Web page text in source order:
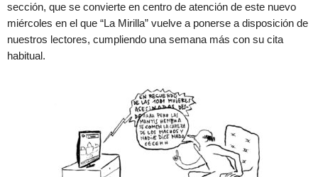
sección, que se convierte en centro de atención de este nuevo
miércoles en el que “La Mirilla” vuelve a ponerse a disposición de
nuestros lectores, cumpliendo una semana más con su cita
habitual.